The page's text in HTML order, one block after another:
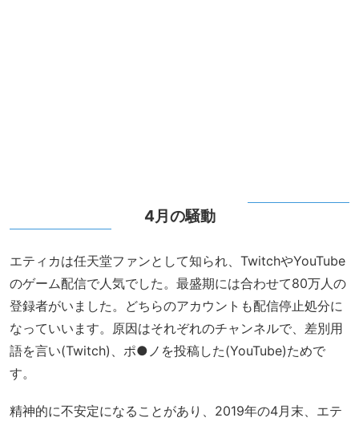
4月の騒動
エティカは任天堂ファンとして知られ、TwitchやYouTube
のゲーム配信で人気でした。最盛期には合わせて80万人の
登録者がいました。どちらのアカウントも配信停止処分に
なっていいます。原因はそれぞれのチャンネルで、差別用
語を言い(Twitch)、ポ●ノを投稿した(YouTube)ためで
す。
精神的に不安定になることがあり、2019年の4月末、エテ